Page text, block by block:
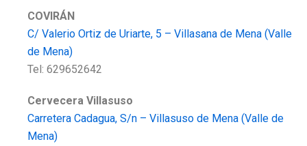
COVIRÁN
C/ Valerio Ortiz de Uriarte, 5 – Villasana de Mena (Valle
de Mena)
Tel: 629652642
Cervecera Villasuso
Carretera Cadagua, S/n – Villasuso de Mena (Valle de
Mena)